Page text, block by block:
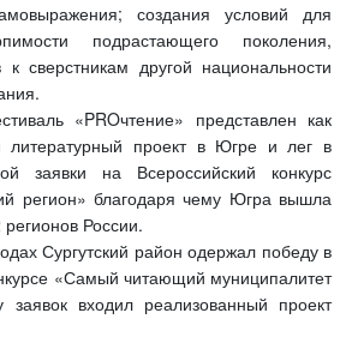
создания условий для
подрастающего поколения,
к сверстникам другой национальности
«PROчтение» представлен как
проект в Югре и лег в
заявки на Всероссийский конкурс
регион» благодаря чему Югра вышла
России.
Сургутский район одержал победу в
«Самый читающий муниципалитет
входил реализованный проект